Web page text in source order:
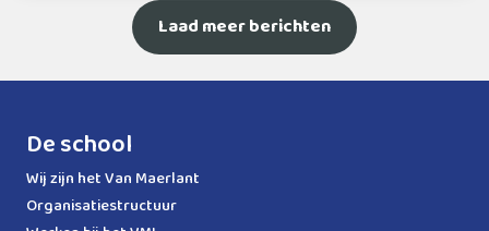
Laad meer berichten
De school
Wij zijn het Van Maerlant
Organisatiestructuur